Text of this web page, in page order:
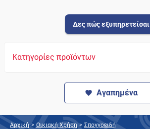
Δες πώς εξυπηρετείσαι
Κατηγορίες προϊόντων
Αγαπημένα
Αρχική > Οικιακή Χρήση > Σπογγοειδή